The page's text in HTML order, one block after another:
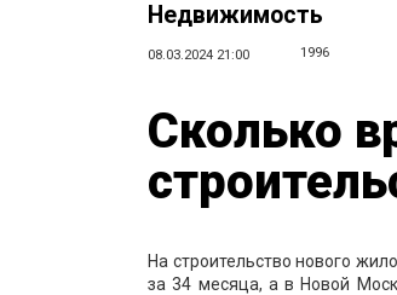
Недвижимость
08.03.2024 21:00 1996
Сколько
На строительство нового
за 34 месяца, а в Новой